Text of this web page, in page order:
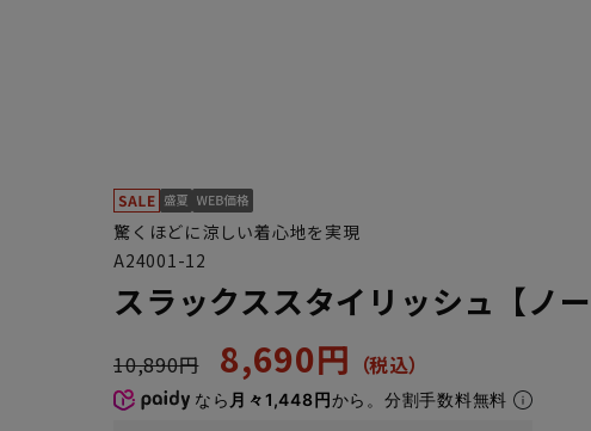
驚くほどに涼しい着心地を実現
A24001-12
スラックススタイリッシュ【ノー
10,890円 8,690円
なら 月々1,448円から。分割手数料無料